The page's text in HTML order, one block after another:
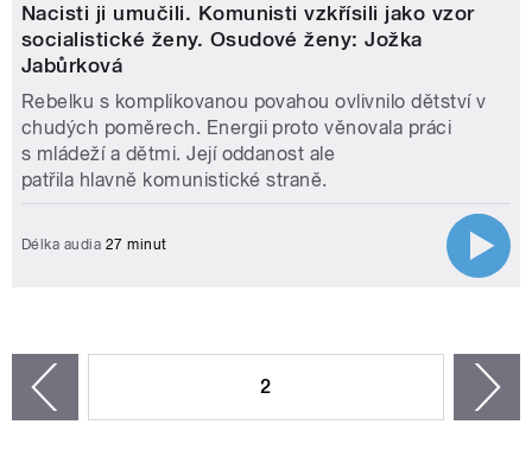
Nacisti ji umučili. Komunisti vzkřísili jako vzor
socialistické ženy. Osudové ženy: Jožka
Jabůrková
Rebelku s komplikovanou povahou ovlivnilo dětství v
chudých poměrech. Energii proto věnovala práci
s mládeží a dětmi. Její oddanost ale
patřila hlavně komunistické straně.
Délka audia 27 minut
2